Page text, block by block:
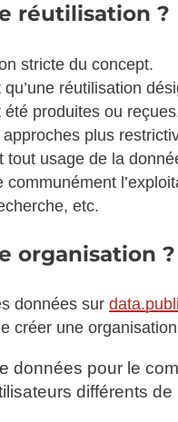
réutilisation ?
stricte du concept.
réutilisation
produites ou
plus
tout usage de la
etc.
organisation ?
données sur
créer une
données pour le
différents